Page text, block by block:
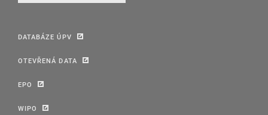
DATABÁZE ÚPV
OTEVŘENÁ DATA
EPO
WIPO